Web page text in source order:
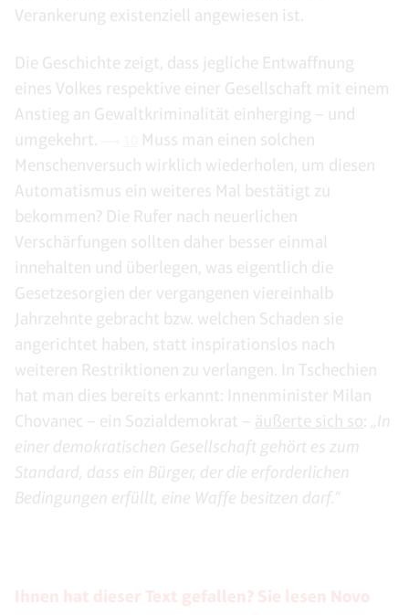
Verankerung existenziell angewiesen ist.
Die Geschichte zeigt, dass jegliche Entwaffnung
eines Volkes respektive einer Gesellschaft mit einem
Anstieg an Gewaltkriminalität einherging – und
umgekehrt.
Muss man einen solchen
Menschenversuch wirklich wiederholen, um diesen
Automatismus ein weiteres Mal bestätigt zu
bekommen? Die Rufer nach neuerlichen
Verschärfungen sollten daher besser einmal
innehalten und überlegen, was eigentlich die
Gesetzesorgien der vergangenen viereinhalb
Jahrzehnte gebracht bzw. welchen Schaden sie
angerichtet haben, statt inspirationslos nach
weiteren Restriktionen zu verlangen. In Tschechien
hat man dies bereits erkannt: Innenminister Milan
Chovanec – ein Sozialdemokrat – äußerte sich so: „In
einer demokratischen Gesellschaft gehört es zum
Standard, dass ein Bürger, der die erforderlichen
Bedingungen erfüllt, eine Waffe besitzen darf.“